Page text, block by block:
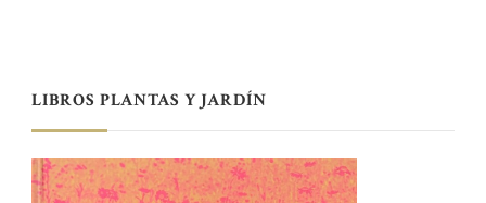
LIBROS PLANTAS Y JARDÍN